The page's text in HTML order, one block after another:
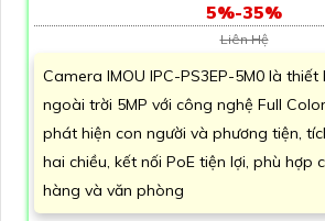
5%-35%
Liên Hệ
Camera IMOU IPC-PS3EP-5M0 là
ngoài trời 5MP với công nghệ Full
phát hiện con người và phương tiện,
hai chiều, kết nối PoE tiện lợi, phù hợp
hàng và văn phòng